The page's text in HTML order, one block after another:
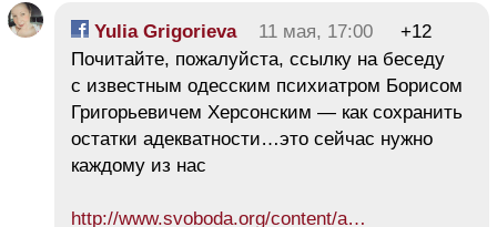
Yulia Grigorieva 11 мая, 17:00
+12
Почитайте, пожалуйста, ссылку на беседу
с известным одесским психиатром Борисом
Григорьевичем Херсонским — как сохранить
остатки адекватности…это сейчас нужно
каждому из нас
http://www.svoboda.org/content/a…